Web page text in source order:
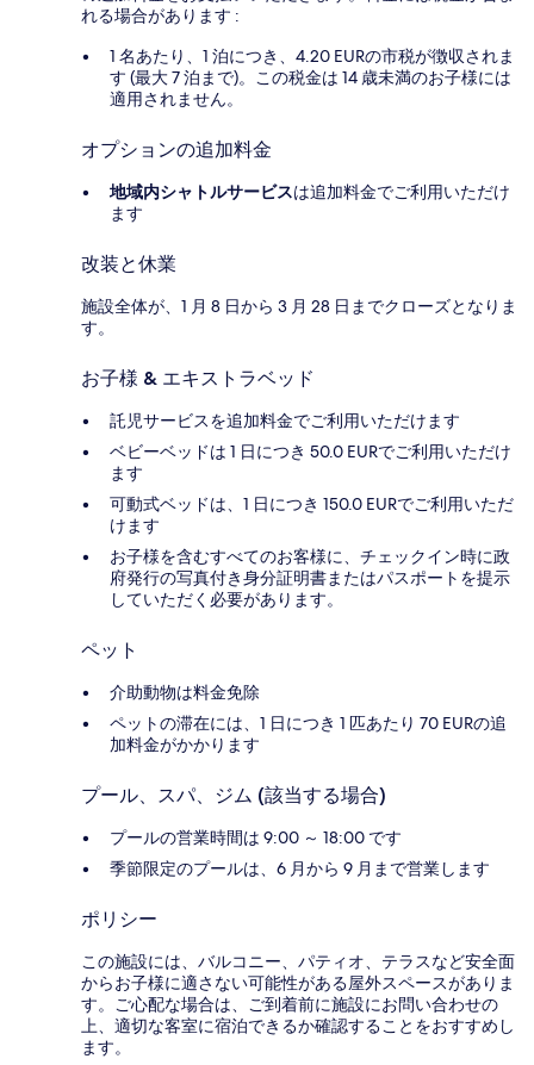
れる場合があります :
1 名あたり、1 泊につき、4.20 EURの市税が徴収されま
す (最大 7 泊まで)。この税金は 14 歳未満のお子様には
適用されません。
オプションの追加料金
地域内シャトルサービスは追加料金でご利用いただけ
ます
改装と休業
施設全体が、1 月 8 日から 3 月 28 日までクローズとなりま
す。
お子様 & エキストラベッド
託児サービスを追加料金でご利用いただけます
ベビーベッドは 1 日につき 50.0 EURでご利用いただけ
ます
可動式ベッドは、1 日につき 150.0 EURでご利用いただ
けます
お子様を含むすべてのお客様に、チェックイン時に政
府発行の写真付き身分証明書またはパスポートを提示
していただく必要があります。
ペット
介助動物は料金免除
ペットの滞在には、1 日につき 1 匹あたり 70 EURの追
加料金がかかります
プール、スパ、ジム (該当する場合)
プールの営業時間は 9:00 ～ 18:00 です
季節限定のプールは、6 月から 9 月まで営業します
ポリシー
この施設には、バルコニー、パティオ、テラスなど安全面
からお子様に適さない可能性がある屋外スペースがありま
す。ご心配な場合は、ご到着前に施設にお問い合わせの
上、適切な客室に宿泊できるか確認することをおすすめし
ます。